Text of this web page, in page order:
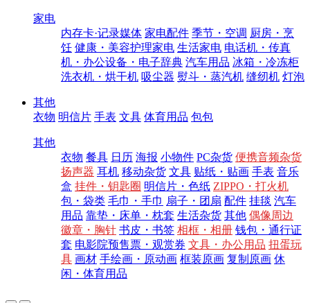
家电
内存卡·记录媒体 家电配件 季节・空调 厨房・烹
饪 健康・美容护理家电 生活家电 电话机・传真
机・办公设备・电子辞典 汽车用品 冰箱・冷冻柜
洗衣机・烘干机 吸尘器 熨斗・蒸汽机 缝纫机 灯泡
其他
衣物 明信片 手表 文具 体育用品 包包
其他
衣物 餐具 日历 海报 小物件 PC杂货 便携音频杂货
扬声器 耳机 移动杂货 文具 贴纸・贴画 手表 音乐
盒 挂件・钥匙圈 明信片・色纸 ZIPPO・打火机
包・袋类 毛巾・手巾 扇子・团扇 配件 挂毯 汽车
用品 靠垫・床单・枕套 生活杂货 其他 偶像周边
徽章・胸针 书皮・书签 相框・相册 钱包・通行证
套 电影院预售票・观赏券 文具・办公用品 扭蛋玩
具 画材 手绘画・原动画 框装原画 复制原画 休
闲・体育用品